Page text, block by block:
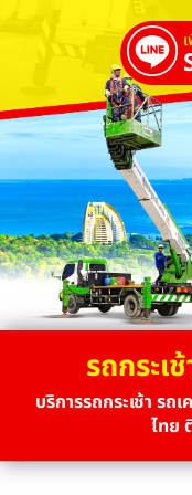
รถกระเ
บริการรถกระเช้า รถ
ไทย